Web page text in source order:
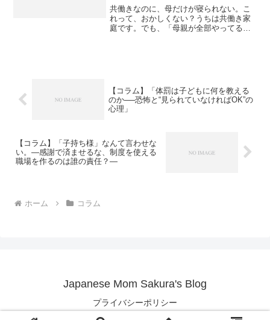
求
共働きなのに、母だけが寝られない。こ
れって、おかしくない？うちは共働き家
庭です。でも、「母親が全部やってる共
【コラム】「体罰は子どもに何を教える
のか──恐怖と“見られていなければOK”の
心理」
【コラム】「子持ち様」なんて言わせな
い。―感謝で済ませるな、制度を使える
職場を作るのは誰の責任？―
ホーム コラム
Japanese Mom Sakura's Blog
プライバシーポリシー